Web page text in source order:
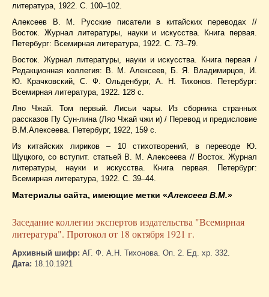
литература, 1922. С. 100–102.
Алексеев В. М. Русские писатели в китайских переводах //
Восток. Журнал литературы, науки и искусства. Книга первая.
Петербург: Всемирная литература, 1922. С. 73–79.
Восток. Журнал литературы, науки и искусства. Книга первая /
Редакционная коллегия: В. М. Алексеев, Б. Я. Владимирцов, И.
Ю. Крачковский, С. Ф. Ольденбург, А. Н. Тихонов. Петербург:
Всемирная литература, 1922. 128 с.
Ляо Чжай. Том первый. Лисьи чары. Из сборника странных
рассказов Пу Сун-лина (Ляо Чжай чжи и) / Перевод и предисловие
В.М.Алексеева. Петербург, 1922, 159 с.
Из китайских лириков – 10 стихотворений, в переводе Ю.
Щуцкого, со вступит. статьей В. М. Алексеева // Восток. Журнал
литературы, науки и искусства. Книга первая. Петербург:
Всемирная литература, 1922. С. 39–44.
Материалы сайта, имеющие метки «Алексеев В.М.»
Заседание коллегии экспертов издательства "Всемирная
литература". Протокол от 18 октября 1921 г.
Архивный шифр: АГ. Ф. А.Н. Тихонова. Оп. 2. Ед. хр. 332.
Дата: 18.10.1921